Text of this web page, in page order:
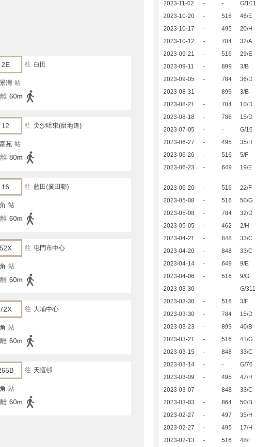
2023-11-02
- - G/101
2023-10-20
- 516 46/E
2023-10-17
- 495 20/H
2023-10-12
- 784 32/A
2023-09-21
- 516 29/E
2023-09-11
- 899 3/B
2023-09-05
- 784 36/D
2023-08-31
- 899 3/B
2023-08-21
- 784 10/D
2023-08-18
- 786 15/D
2023-07-05
- - G/16
2023-06-27
- 495 35/H
2023-06-26
- 516 5/F
2023-06-23
- 649 19/E
2023-06-20
- 516 22/F
2023-05-08
- 516 50/G
2023-05-08
- 784 32/D
2023-05-05
- 462 2/H
2023-04-21
- 848 33/C
2023-04-20
- 848 33/C
2023-04-14
- 649 9/E
2023-04-06
- 516 9/G
2023-03-30
- - G/311
2023-03-30
- 516 3/F
2023-03-30
- 784 15/D
2023-03-23
- 899 40/B
2023-03-21
- 516 41/G
2023-03-15
- 848 33/C
2023-03-14
- - G/76
2023-03-09
- 495 47/H
2023-03-07
- 848 33/C
2023-03-03
- 864 50/B
2023-02-27
- 497 35/H
2023-02-27
- 495 17/H
2023-02-13
- 516 48/F
2E 往 白田
灣 站
60m
12 往 尖沙咀東(麼地道)
苑 站
80m
16 往 藍田(廣田邨)
站
60m
52X 往 屯門市中心
站
60m
72X 往 大埔中心
站
60m
往 天恆邨
站
60m